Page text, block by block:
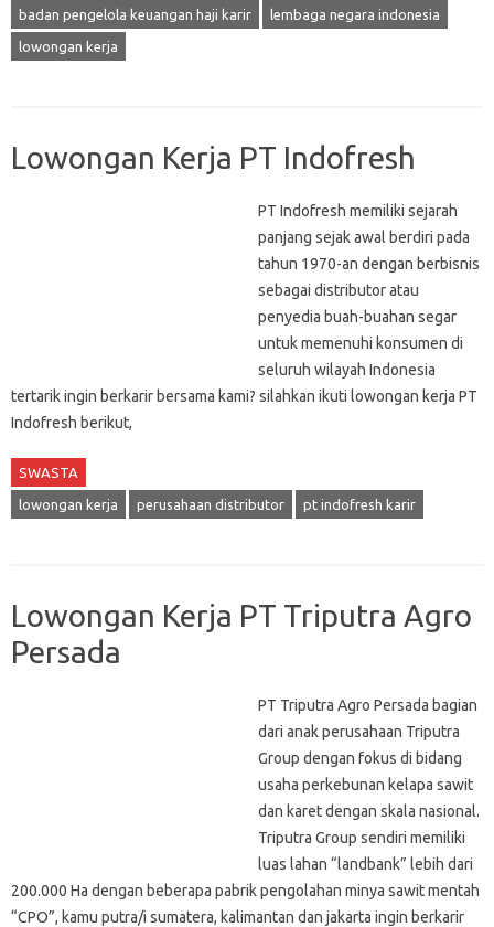
badan pengelola keuangan haji karir lembaga negara indonesia
lowongan kerja
Lowongan Kerja PT Indofresh
PT Indofresh memiliki sejarah
panjang sejak awal berdiri pada
tahun 1970-an dengan berbisnis
sebagai distributor atau
penyedia buah-buahan segar
untuk memenuhi konsumen di
seluruh wilayah Indonesia
tertarik ingin berkarir bersama kami? silahkan ikuti lowongan kerja PT
Indofresh berikut,
SWASTA
lowongan kerja perusahaan distributor pt indofresh karir
Lowongan Kerja PT Triputra Agro
Persada
PT Triputra Agro Persada bagian
dari anak perusahaan Triputra
Group dengan fokus di bidang
usaha perkebunan kelapa sawit
dan karet dengan skala nasional.
Triputra Group sendiri memiliki
luas lahan “landbank” lebih dari
200.000 Ha dengan beberapa pabrik pengolahan minya sawit mentah
“CPO”, kamu putra/i sumatera, kalimantan dan jakarta ingin berkarir